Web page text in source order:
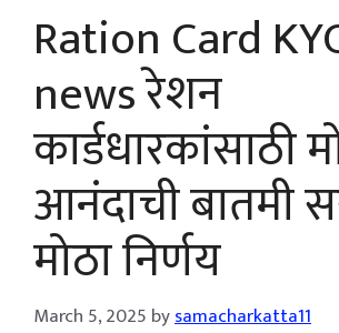
Ration Card
news रेशन
कार्डधारकांसाठी
आनंदाची बातमी
मोठा निर्णय
March 5, 2025 bysamacharkatta11